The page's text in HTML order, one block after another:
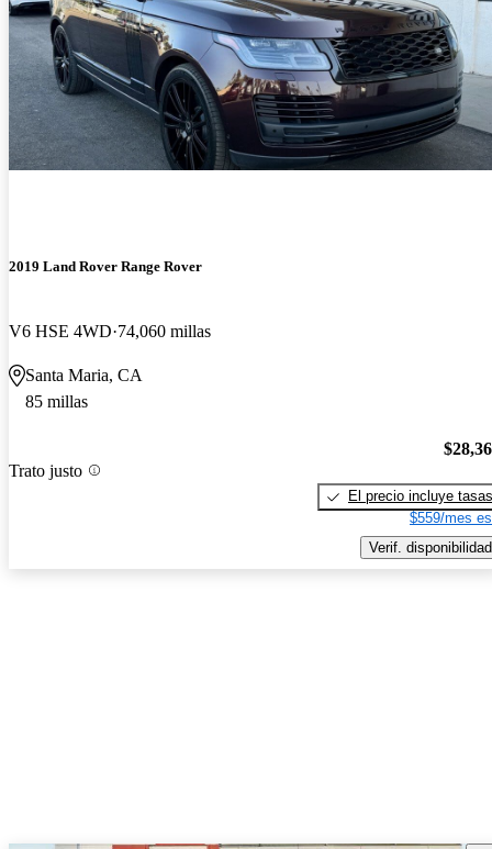
2019 Land Rover Range Rover
V6 HSE 4WD 74,060 millas
Santa Maria, CA
85 millas
Trato justo
El precio incluye tasas
$559/mes
Verif. disponibilidad